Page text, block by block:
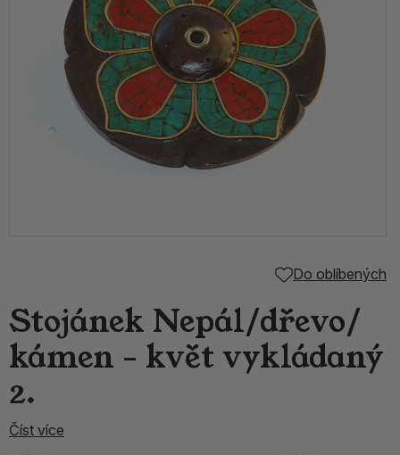
Do oblíbených
Stojánek Nepál/dřevo/
kámen - květ vykládaný
2.
Číst více